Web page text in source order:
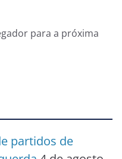
para a próxima
partidos de